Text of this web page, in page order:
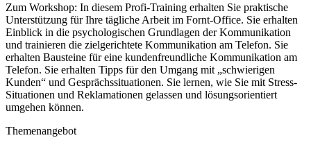
Zum Workshop: In diesem Profi-Training erhalten Sie praktische
Unterstützung für Ihre tägliche Arbeit im Fornt-Office. Sie erhalten
Einblick in die psychologischen Grundlagen der Kommunikation
und trainieren die zielgerichtete Kommunikation am Telefon. Sie
erhalten Bausteine für eine kundenfreundliche Kommunikation am
Telefon. Sie erhalten Tipps für den Umgang mit „schwierigen
Kunden“ und Gesprächssituationen. Sie lernen, wie Sie mit Stress-
Situationen und Reklamationen gelassen und lösungsorientiert
umgehen können.
Themenangebot